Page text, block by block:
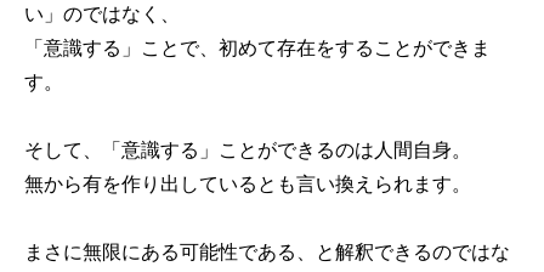
い」のではなく、
「意識する」ことで、初めて存在をすることができま
す。
そして、「意識する」ことができるのは人間自身。
無から有を作り出しているとも言い換えられます。
まさに無限にある可能性である、と解釈できるのではな